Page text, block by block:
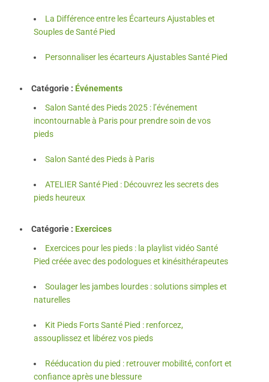
La Différence entre les Écarteurs Ajustables et
Souples de Santé Pied
Personnaliser les écarteurs Ajustables Santé Pied
Catégorie : Événements
Salon Santé des Pieds 2025 : l’événement
incontournable à Paris pour prendre soin de vos
pieds
Salon Santé des Pieds à Paris
ATELIER Santé Pied : Découvrez les secrets des
pieds heureux
Catégorie : Exercices
Exercices pour les pieds : la playlist vidéo Santé
Pied créée avec des podologues et kinésithérapeutes
Soulager les jambes lourdes : solutions simples et
naturelles
Kit Pieds Forts Santé Pied : renforcez,
assouplissez et libérez vos pieds
Rééducation du pied : retrouver mobilité, confort et
confiance après une blessure